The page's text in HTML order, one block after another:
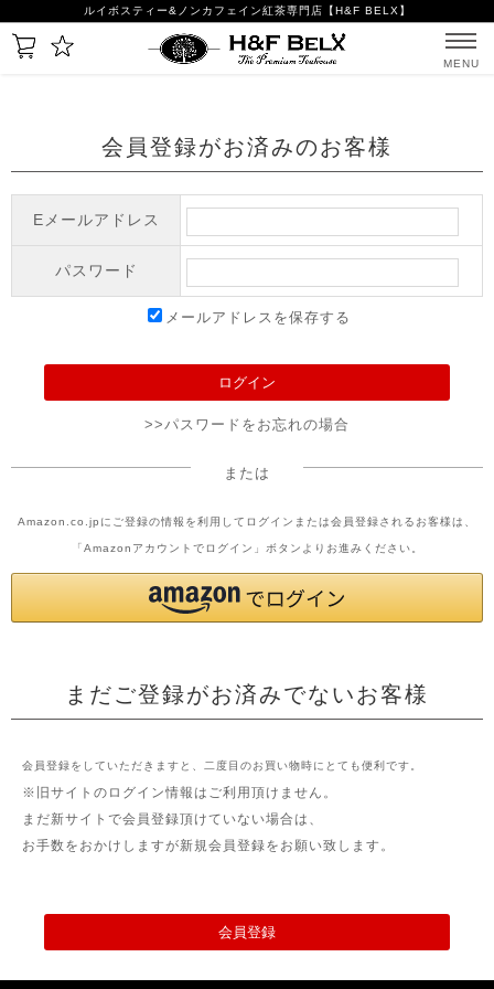
ルイボスティー&ノンカフェイン紅茶専門店【H&F BELX】
MENU
会員登録がお済みのお客様
Eメールアドレス
パスワード
メールアドレスを保存する
>>パスワードをお忘れの場合
または
Amazon.co.jpにご登録の情報を利用してログインまたは会員登録されるお客様は、
「Amazonアカウントでログイン」ボタンよりお進みください。
まだご登録がお済みでないお客様
会員登録をしていただきますと、二度目のお買い物時にとても便利です。
※旧サイトのログイン情報はご利用頂けません。
まだ新サイトで会員登録頂けていない場合は、
お手数をおかけしますが新規会員登録をお願い致します。